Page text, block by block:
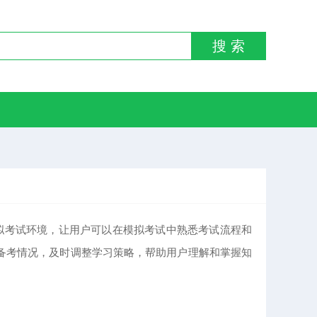
搜 索
试环境，让用户可以在模拟考试中熟悉考试流程和
情况，及时调整学习策略，帮助用户理解和掌握知